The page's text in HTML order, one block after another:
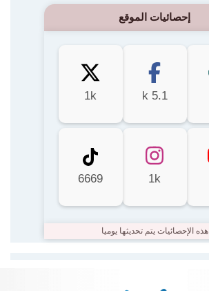
إحصائيات الموقع
5.1 k
1k
1k
6669
هذه الإحصائيات يتم تحديثها يوميا